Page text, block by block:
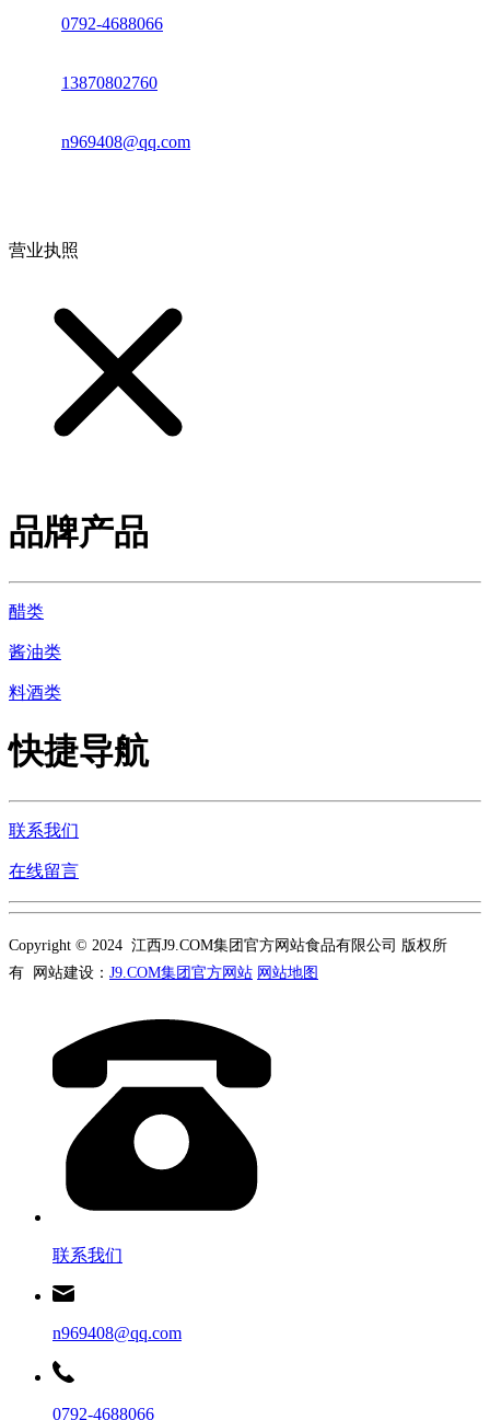
0792-4688066
13870802760
n969408@qq.com
营业执照
品牌产品
醋类
酱油类
料酒类
快捷导航
联系我们
在线留言
Copyright © 2024 江西J9.COM集团官方网站食品有限公司 版权所
有 网站建设： J9.COM集团官方网站 网站地图
联系我们
n969408@qq.com
0792-4688066